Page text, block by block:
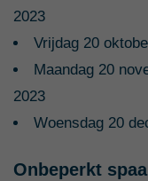
2023
Vrijdag 20
Maandag 20
2023
Woensdag 20
Onbeperkt